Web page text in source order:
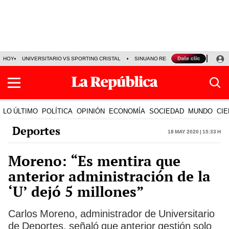
HOY UNIVERSITARIO VS SPORTING CRISTAL SINUANO RESULTADOS HOY
LO ÚLTIMO POLÍTICA OPINIÓN ECONOMÍA SOCIEDAD MUNDO
Deportes 18 May 2020 | 15:33 h
Moreno: “Es mentira que
anterior administración de la
‘U’ dejó 5 millones”
Carlos Moreno, administrador de Universitario
de Deportes, señaló que anterior gestión solo